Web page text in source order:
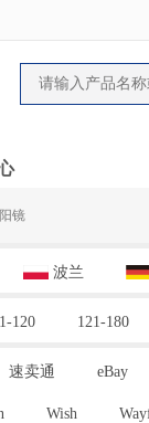
镜
波兰
120 121-180
速卖通 eBay
Wish